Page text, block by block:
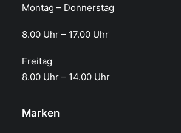
Montag – Donnerstag
8.00 Uhr – 17.00 Uhr​
Freitag
8.00 Uhr – 14.00 Uhr
Marken